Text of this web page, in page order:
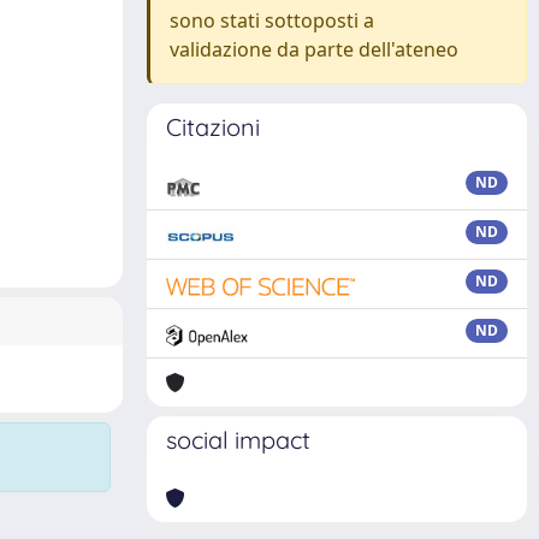
sono stati sottoposti a
validazione da parte dell'ateneo
Citazioni
ND
ND
ND
ND
social impact